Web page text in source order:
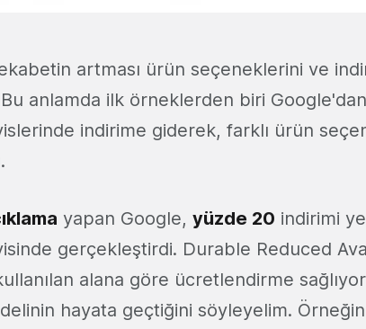
artması ürün seçeneklerini ve
anlamda ilk örneklerden biri
indirime giderek, farklı ürün
yapan Google, yüzde 20 indirimi
gerçekleştirdi. Durable Reduced
alana göre ücretlendirme
hayata geçtiğini söyleyelim.